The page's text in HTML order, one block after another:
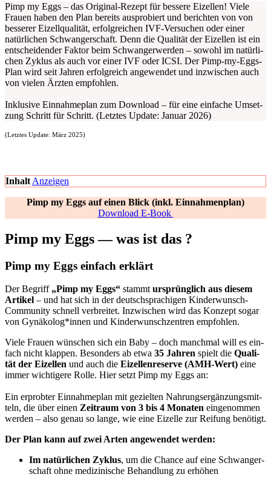
Pimp my Eggs – das Ori­gi­nal-Rezept für bes­se­re Eizel­len! Vie­le
Frau­en haben den Plan bereits aus­pro­biert und berich­ten von von
bes­se­rer Eizell­qua­li­tät, erfolg­rei­chen IVF-Ver­su­chen oder einer
natür­li­chen Schwan­ger­schaft. Denn die Qua­li­tät der Eizel­len ist ein
ent­schei­den­der Fak­tor beim Schwan­ger­wer­den – sowohl im natür­li­
chen Zyklus als auch vor einer IVF oder ICSI. Der Pimp-my-Eggs-
Plan wird seit Jah­ren erfolg­reich ange­wen­det und inzwi­schen auch
von vie­len Ärz­ten emp­foh­len.
Inklu­si­ve Ein­nah­me­plan zum Down­load – für eine ein­fa­che Umset­
zung Schritt für Schritt. (Letz­tes Update: Janu­ar 2026)
(Letz­tes Update: März 2025)
Inhalt Anzei­gen
Pimp my Eggs auf einen Blick (inkl. Ein­nah­men­plan)
Down­load E‑Book
Pimp my Eggs — was ist das ?
Pimp my Eggs ein­fach erklärt
Der Begriff „Pimp my Eggs“ stammt ursprüng­lich aus die­sem
Arti­kel – und hat sich in der deutsch­spra­chi­gen Kin­der­wunsch-
Com­mu­ni­ty schnell ver­brei­tet. Inzwi­schen wird das Kon­zept sogar
von Gynäkolog*innen und Kin­der­wunsch­zen­tren emp­foh­len.
Vie­le Frau­en wün­schen sich ein Baby – doch manch­mal will es ein­
fach nicht klap­pen. Beson­ders ab etwa 35 Jah­ren spielt die Qua­li­
tät der Eizel­len und auch die Eizel­len­re­ser­ve (AMH-Wert) eine
immer wich­ti­ge­re Rol­le. Hier setzt Pimp my Eggs an:
Ein erprob­ter Ein­nah­me­plan mit geziel­ten Nah­rungs­er­gän­zungs­mit­
teln, die über einen Zeit­raum von 3 bis 4 Mona­ten ein­ge­nom­men
wer­den – also genau so lan­ge, wie eine Eizel­le zur Rei­fung benö­tigt.
Der Plan kann auf zwei Arten ange­wen­det wer­den:
Im natür­li­chen Zyklus, um die Chan­ce auf eine Schwan­ger­
schaft ohne medi­zi­ni­sche Behand­lung zu erhö­hen